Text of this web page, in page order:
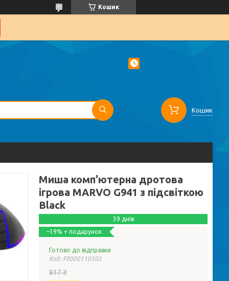
Кошик
Кошик
Миша комп'ютерна дротова
ігрова MARVO G941 з підсвіткою
Black
39 днів
–19%
Готово до відправки
Код: F0000110502
817 ₴